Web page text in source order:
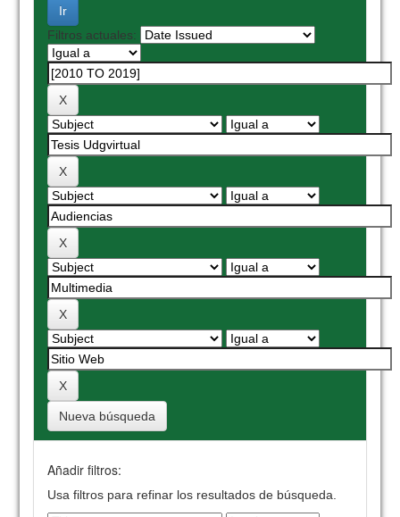
Filtros actuales:
Nueva búsqueda
Añadir filtros:
Usa filtros para refinar los resultados de búsqueda.